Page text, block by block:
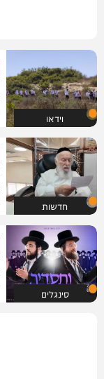
וידאו
חדשות
סינגלים